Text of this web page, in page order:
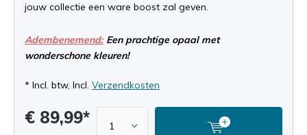
jouw collectie een ware boost zal geven.
Adembenemend:Een prachtige opaal met
wonderschone kleuren!
* Incl. btw, Incl. Verzendkosten
€ 89,99*